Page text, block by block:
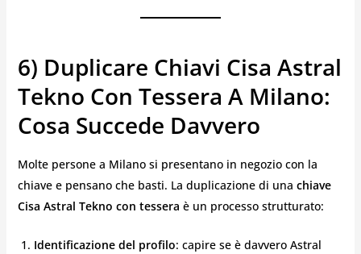
6) Duplicare Chiavi Cisa Astral
Tekno Con Tessera A Milano:
Cosa Succede Davvero
Molte persone a Milano si presentano in negozio con la
chiave e pensano che basti. La duplicazione di una chiave
Cisa Astral Tekno con tessera è un processo strutturato:
Identificazione del profilo: capire se è davvero Astral